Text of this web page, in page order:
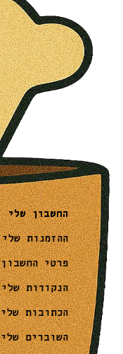
החשבון שלי
ההזמנות שלי
פרטי החשבון
הנקודות שלי
הכתובות שלי
השוברים שלי